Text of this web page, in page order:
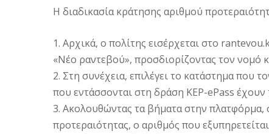
Η διαδικασία κράτησης αριθμού
1. Αρχικά, ο πολίτης εισέρχεται στο
«Νέο ραντεβού», προσδιορίζοντας τον νομό
2. Στη συνέχεια, επιλέγει το κατάστημα που
που εντάσσονται στη δράση KEP-ePass
3. Ακολουθώντας τα βήματα στην πλατφόρμα,
προτεραιότητας, ο αριθμός που